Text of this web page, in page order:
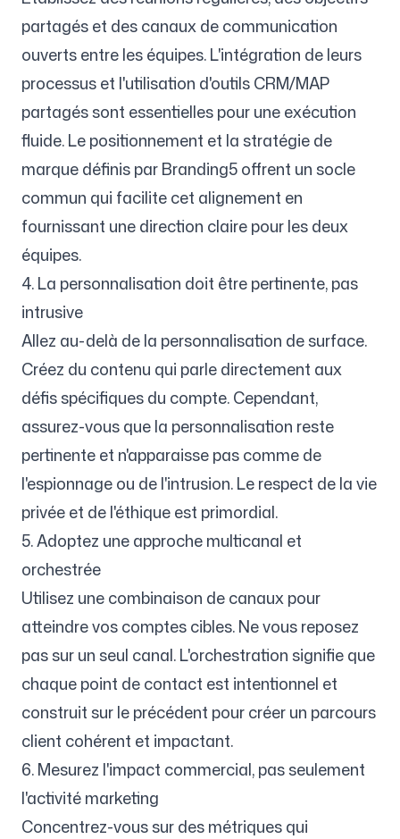
partagés et des canaux de communication
ouverts entre les équipes. L'intégration de leurs
processus et l'utilisation d'outils CRM/MAP
partagés sont essentielles pour une exécution
fluide. Le positionnement et la stratégie de
marque définis par Branding5 offrent un socle
commun qui facilite cet alignement en
fournissant une direction claire pour les deux
équipes.
4. La personnalisation doit être pertinente, pas
intrusive
Allez au-delà de la personnalisation de surface.
Créez du contenu qui parle directement aux
défis spécifiques du compte. Cependant,
assurez-vous que la personnalisation reste
pertinente et n'apparaisse pas comme de
l'espionnage ou de l'intrusion. Le respect de la vie
privée et de l'éthique est primordial.
5. Adoptez une approche multicanal et
orchestrée
Utilisez une combinaison de canaux pour
atteindre vos comptes cibles. Ne vous reposez
pas sur un seul canal. L'orchestration signifie que
chaque point de contact est intentionnel et
construit sur le précédent pour créer un parcours
client cohérent et impactant.
6. Mesurez l'impact commercial, pas seulement
l'activité marketing
Concentrez-vous sur des métriques qui